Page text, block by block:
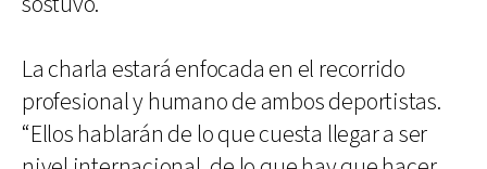
La charla estará enfocada en el recorrido
profesional y humano de ambos deportistas.
“Ellos hablarán de lo que cuesta llegar a ser